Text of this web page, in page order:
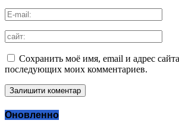
Сохранить моё имя, email и адрес
последующих моих комментариев.
Оновленно